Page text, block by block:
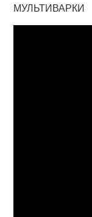
МУЛЬТИВАРКИ